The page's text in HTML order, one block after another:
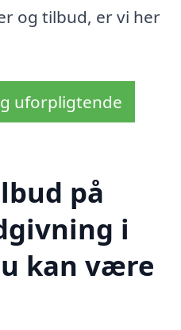
og tilbud, er vi her
uforpligtende
på
i
kan være